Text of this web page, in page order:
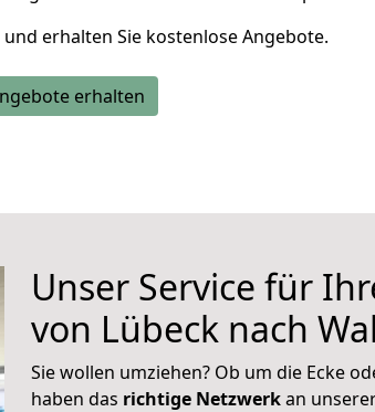
und erhalten Sie kostenlose Angebote.
erhalten
Unser Service für
von Lübeck nach
Sie wollen umziehen? Ob um die Ecke
haben das richtige Netzwerkan